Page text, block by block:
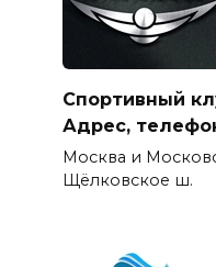
Спортивный
Адрес,
Москва и
Щёлковское ш.